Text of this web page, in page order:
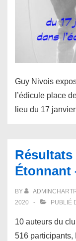
Guy Nivois
l’édicule place
lieu du 17
Résultats
Étonnant
BY
2020
PUBLIÉ
10 auteurs du
516